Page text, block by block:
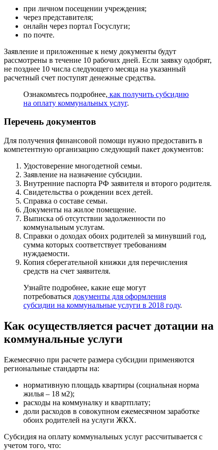
при личном посещении учреждения;
через представителя;
онлайн через портал Госуслуги;
по почте.
Заявление и приложенные к нему документы будут
рассмотрены в течение 10 рабочих дней. Если заявку одобрят,
не позднее 10 числа следующего месяца на указанный
расчетный счет поступят денежные средства.
Ознакомьтесь подробнее, как получить субсидию
на оплату коммунальных услуг.
Перечень документов
Для получения финансовой помощи нужно предоставить в
компетентную организацию следующий пакет документов:
Удостоверение многодетной семьи.
Заявление на назначение субсидии.
Внутренние паспорта РФ заявителя и второго родителя.
Свидетельства о рождении всех детей.
Справка о составе семьи.
Документы на жилое помещение.
Выписка об отсутствии задолженности по
коммунальным услугам.
Справки о доходах обоих родителей за минувший год,
сумма которых соответствует требованиям
нуждаемости.
Копия сберегательной книжки для перечисления
средств на счет заявителя.
Узнайте подробнее, какие еще могут
потребоваться документы для оформления
субсидии на коммунальные услуги в 2018 году.
Как осуществляется расчет дотации на
коммунальные услуги
Ежемесячно при расчете размера субсидии применяются
региональные стандарты на:
нормативную площадь квартиры (социальная норма
жилья – 18 м2);
расходы на коммуналку и квартплату;
доли расходов в совокупном ежемесячном заработке
обоих родителей на услуги ЖКХ.
Субсидия на оплату коммунальных услуг рассчитывается с
учетом того, что: